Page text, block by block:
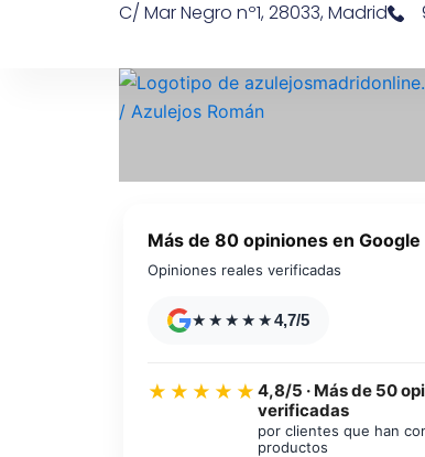
C/ Mar Negro nº1, 28033, Madrid
Más de 80 opiniones en Google
Opiniones reales verificadas
★★★★★4,7/5
★★★★★ 4,8/5 · Más de 50
verificadas
por clientes que han
productos
Azulejos diseño floral